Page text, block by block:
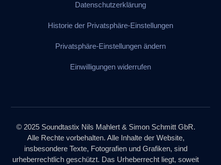
Datenschutzerklärung
Historie der Privatsphäre-Einstellungen
Privatsphäre-Einstellungen ändern
Einwilligungen widerrufen
© 2025 Soundtastix Nils Mahlert & Simon Schmitt GbR.
Alle Rechte vorbehalten. Alle Inhalte der Website,
insbesondere Texte, Fotografien und Grafiken, sind
urheberrechtlich geschützt. Das Urheberrecht liegt, soweit